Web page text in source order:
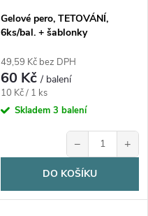
Gelové pero, TETOVÁNÍ,
6ks/bal. + šablonky
49,59 Kč bez DPH
60 Kč/ balení
Měrná
cena:
10 Kč / 1 ks
Skladem 3 balení
− +
DO KOŠÍKU